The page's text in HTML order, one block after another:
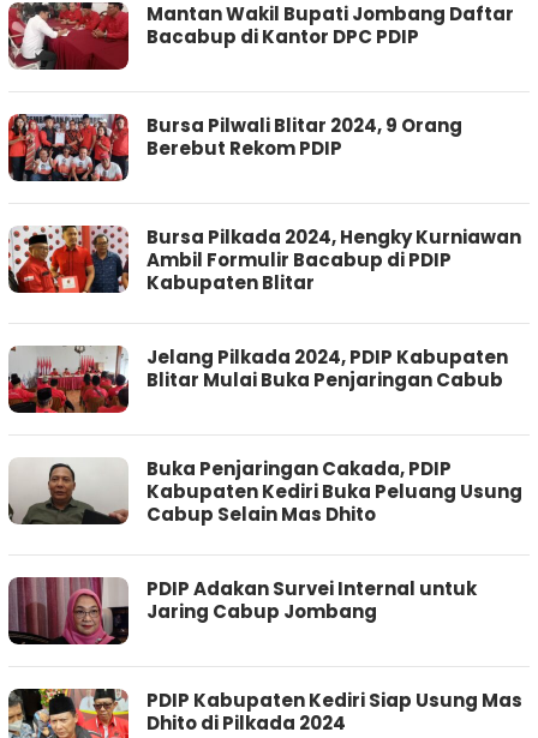
Mantan Wakil Bupati Jombang Daftar
Bacabup di Kantor DPC PDIP
Bursa Pilwali Blitar 2024, 9 Orang
Berebut Rekom PDIP
Bursa Pilkada 2024, Hengky Kurniawan
Ambil Formulir Bacabup di PDIP
Kabupaten Blitar
Jelang Pilkada 2024, PDIP Kabupaten
Blitar Mulai Buka Penjaringan Cabub
Buka Penjaringan Cakada, PDIP
Kabupaten Kediri Buka Peluang Usung
Cabup Selain Mas Dhito
PDIP Adakan Survei Internal untuk
Jaring Cabup Jombang
PDIP Kabupaten Kediri Siap Usung Mas
Dhito di Pilkada 2024